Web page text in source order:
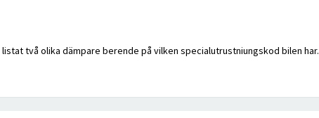
två olika dämpare berende på vilken specialutrustniungskod bilen har.